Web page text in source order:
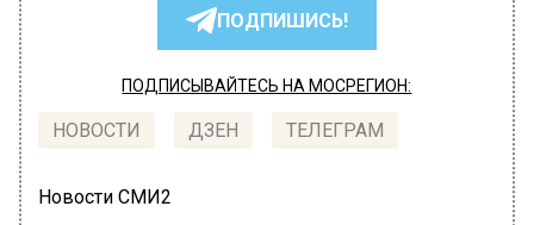
ПОДПИШИСЬ!
ПОДПИСЫВАЙТЕСЬ НА МОСРЕГИОН:
НОВОСТИ ДЗЕН ТЕЛЕГРАМ
Новости СМИ2